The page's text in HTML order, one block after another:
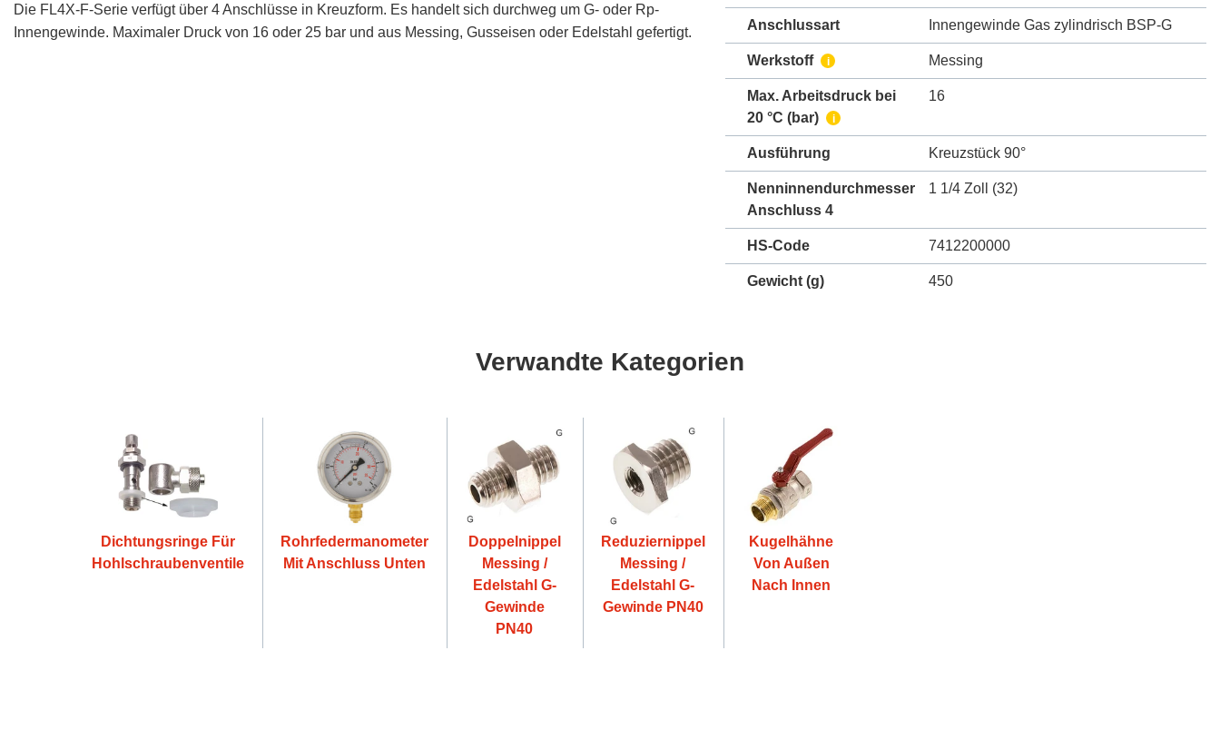
Die FL4X-F-Serie verfügt über 4 Anschlüsse in Kreuzform. Es handelt sich durchweg um G- oder Rp-
Innengewinde. Maximaler Druck von 16 oder 25 bar und aus Messing, Gusseisen oder Edelstahl gefertigt.
Anschlussart Innengewinde Gas zylindrisch BSP-G
Werkstoff i Messing
Max. Arbeitsdruck bei
20 °C (bar)
i
16
Ausführung Kreuzstück 90°
Nenninnendurchmesser
Anschluss 4
1 1/4 Zoll (32)
HS-Code 7412200000
Gewicht (g) 450
Verwandte Kategorien
Dichtungsringe Für
Hohlschraubenventile
Rohrfedermanometer
Mit Anschluss Unten
Doppelnippel
Messing /
Edelstahl G-
Gewinde
PN40
Reduziernippel
Messing /
Edelstahl G-
Gewinde PN40
Kugelhähne
Von Außen
Nach Innen